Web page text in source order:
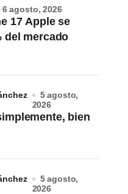
17 Apple se
del mercado
6 agosto, 2026
bien
5 agosto,
2026
5 agosto,
2026